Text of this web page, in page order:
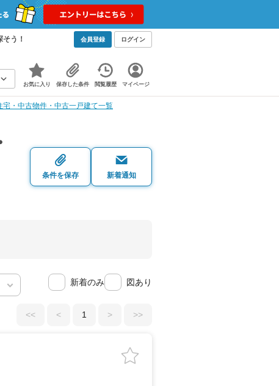
う！ 会員登録 ログイン
お気に入り 保存した条件 閲覧履歴 マイページ
宅・中古物件・中古一戸建て一覧
条件を保存 新着通知
新着のみ 図あり
<< < 1 > >>